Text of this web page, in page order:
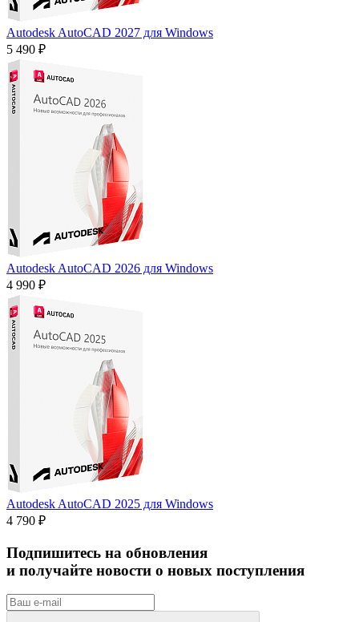
Autodesk AutoCAD 2027 для Windows
5 490 ₽
Autodesk AutoCAD 2026 для Windows
4 990 ₽
Autodesk AutoCAD 2025 для Windows
4 790 ₽
Подпишитесь на обновления
и получайте новости о новых поступления